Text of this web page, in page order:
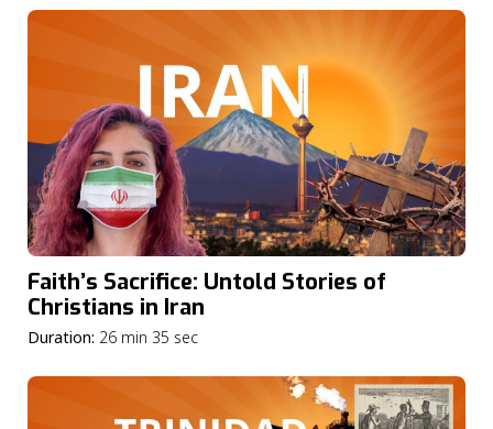
Faith’s Sacrifice: Untold Stories of
Christians in Iran
Duration: 26 min 35 sec